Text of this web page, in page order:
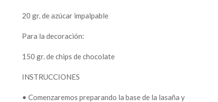
20 gr. de azúcar impalpable
Para la decoración:
150 gr. de chips de chocolate
INSTRUCCIONES
• Comenzaremos preparando la base de la lasaña y